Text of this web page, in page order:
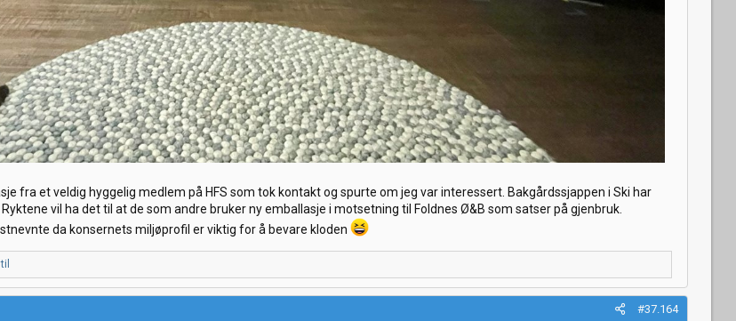
fra et veldig hyggelig medlem på HFS som tok kontakt og spurte om jeg var interessert. Bakgårdssjappen i Ski har
vil ha det til at de som andre bruker ny emballasje i motsetning til Foldnes Ø&B som satser på gjenbruk.
da konsernets miljøprofil er viktig for å bevare kloden
#37.164